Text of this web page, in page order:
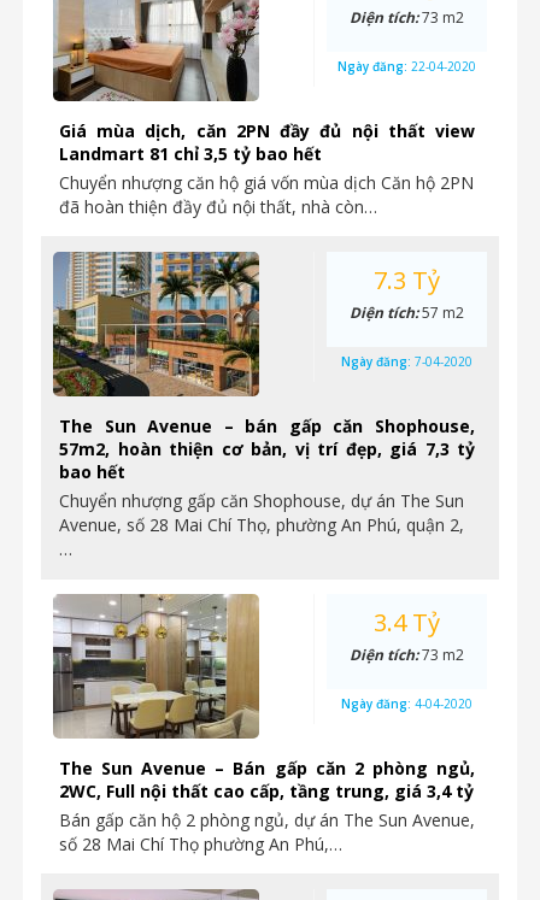
Giá mùa dịch, căn 2PN đầy đủ nội thất view
Landmart 81 chỉ 3,5 tỷ bao hết
Chuyển nhượng căn hộ giá vốn mùa dịch Căn hộ 2PN
đã hoàn thiện đầy đủ nội thất, nhà còn…
Diện tích:73 m2
Ngày đăng: 22-04-2020
The Sun Avenue – bán gấp căn Shophouse,
57m2, hoàn thiện cơ bản, vị trí đẹp, giá 7,3 tỷ
bao hết
Chuyển nhượng gấp căn Shophouse, dự án The Sun
Avenue, số 28 Mai Chí Thọ, phường An Phú, quận 2,
…
7.3 Tỷ
Diện tích:57 m2
Ngày đăng: 7-04-2020
The Sun Avenue – Bán gấp căn 2 phòng ngủ,
2WC, Full nội thất cao cấp, tầng trung, giá 3,4 tỷ
Bán gấp căn hộ 2 phòng ngủ, dự án The Sun Avenue,
số 28 Mai Chí Thọ phường An Phú,…
3.4 Tỷ
Diện tích:73 m2
Ngày đăng: 4-04-2020